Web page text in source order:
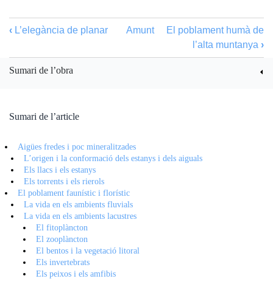
‹ L’elegància de planar Amunt
El poblament humà de
l’alta muntanya ›
Sumari de l’obra
Sumari de l’article
Aigües fredes i poc mineralitzades
L’origen i la conformació dels estanys i dels aiguals
Els llacs i els estanys
Els torrents i els rierols
El poblament faunístic i florístic
La vida en els ambients fluvials
La vida en els ambients lacustres
El fitoplàncton
El zooplàncton
El bentos i la vegetació litoral
Els invertebrats
Els peixos i els amfibis